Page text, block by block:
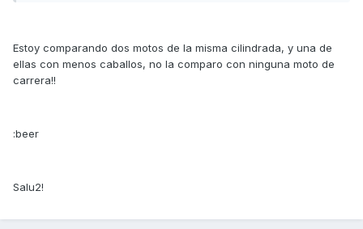
Estoy comparando dos motos de la misma cilindrada, y una de
ellas con menos caballos, no la comparo con ninguna moto de
carrera!!
:beer
Salu2!